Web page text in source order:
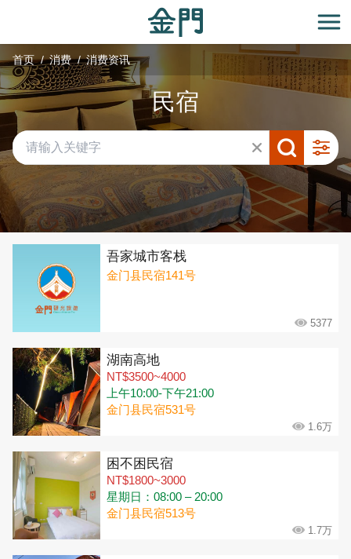
主
要
内
容
开
首页 消费 消费资讯
民宿
共有 292 间店家
吾家城市客栈
金门县民宿141号
5377
湖南高地
NT$3500~4000
上午10:00-下午21:00
金门县民宿531号
1.6万
困不困民宿
NT$1800~3000
星期日：08:00 – 20:00
金门县民宿513号
1.7万